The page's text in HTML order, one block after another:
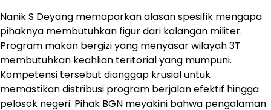
Nanik S Deyang memaparkan alasan spesifik mengapa
pihaknya membutuhkan figur dari kalangan militer.
Program makan bergizi yang menyasar wilayah 3T
membutuhkan keahlian teritorial yang mumpuni.
Kompetensi tersebut dianggap krusial untuk
memastikan distribusi program berjalan efektif hingga
pelosok negeri. Pihak BGN meyakini bahwa pengalaman